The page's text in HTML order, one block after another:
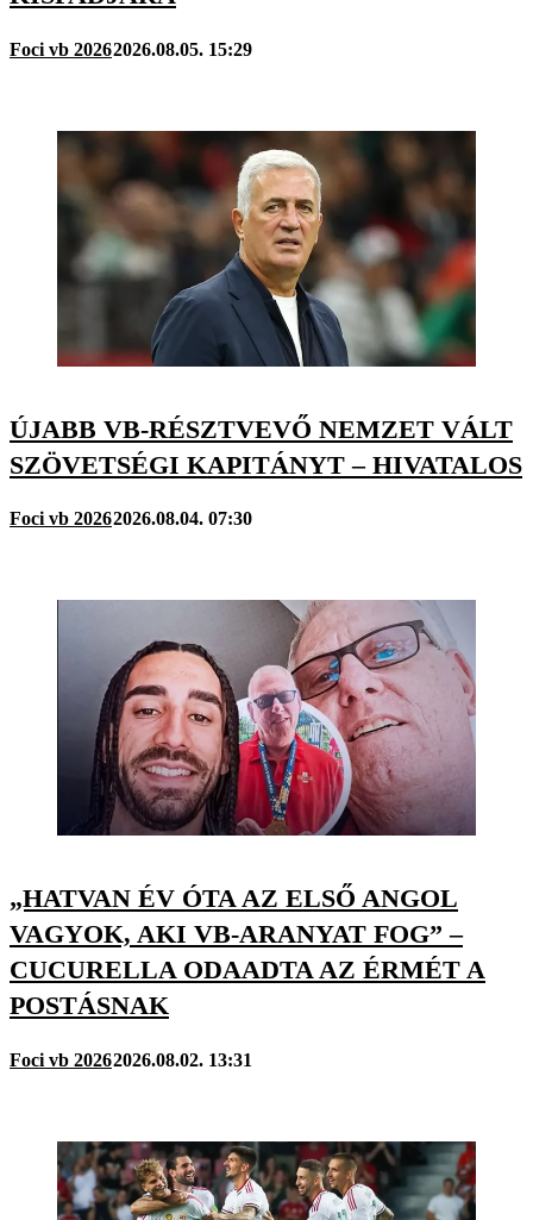
Foci vb 20262026.08.05. 15:29
ÚJABB VB-RÉSZTVEVŐ NEMZET VÁLT
SZÖVETSÉGI KAPITÁNYT – HIVATALOS
Foci vb 20262026.08.04. 07:30
„HATVAN ÉV ÓTA AZ ELSŐ ANGOL
VAGYOK, AKI VB-ARANYAT FOG” –
CUCURELLA ODAADTA AZ ÉRMÉT A
POSTÁSNAK
Foci vb 20262026.08.02. 13:31